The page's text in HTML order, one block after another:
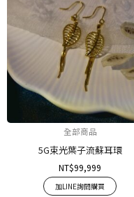
全部商品
5G束光葉子流蘇耳環
NT$99,999
加LINE詢問購買